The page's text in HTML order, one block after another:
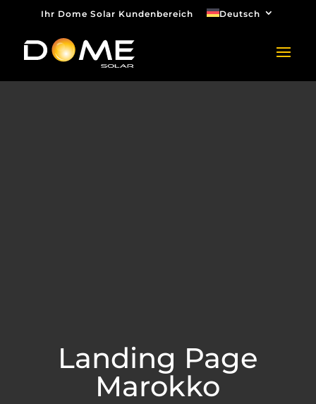
Ihr Dome Solar Kundenbereich Deutsch
Landing Page
Marokko